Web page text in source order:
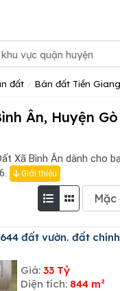
đất Bán đất Tiền Giang
Ân, Huyện
Xã Bình Ân dành cho
Giới thiệu
Giá: 33 Tỷ
Diện tích: 844 m²